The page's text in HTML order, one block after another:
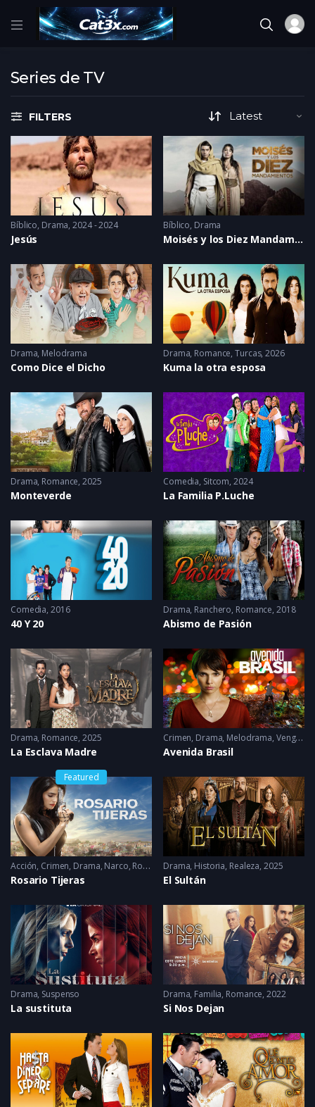
Series de TV
FILTERS
Bíblico, Drama 2024 - 2024
Jesús
Bíblico, Drama
Moisés y los Diez Mandamientos
Drama, Melodrama
Como Dice el Dicho
Drama, Romance,Turcas 2026
Kuma la otra esposa
Drama, Romance 2025
Monteverde
Comedia, Sitcom 2024
La Familia P.Luche
Comedia 2016
40 Y 20
Drama, Ranchero, Romance 2018
Abismo de Pasión
Drama, Romance 2025
La Esclava Madre
Crimen, Drama, Melodrama, Venganza
Avenida Brasil
Featured
Acción, Crimen, Drama, Narco, Romance 2023
Rosario Tijeras
Drama, Historia, Realeza 2025
El Sultán
Drama, Suspenso
La sustituta
Drama, Familia, Romance 2022
Si Nos Dejan